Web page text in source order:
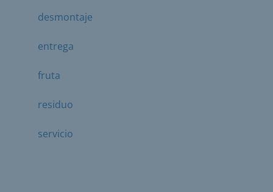
desmontaje
entrega
fruta
residuo
servicio